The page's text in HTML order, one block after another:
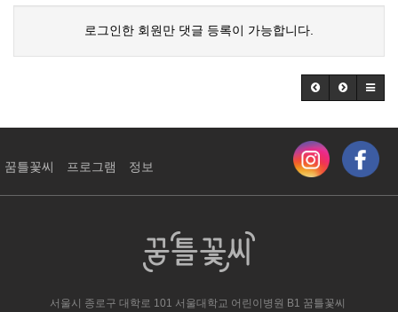
로그인한 회원만 댓글 등록이 가능합니다.
꿈틀꽃씨 프로그램 정보
서울시 종로구 대학로 101 서울대학교 어린이병원 ​B1 꿈틀꽃씨